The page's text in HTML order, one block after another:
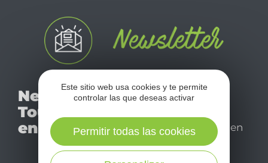
Newsletter
Tourismo
en Aveyron
No se pierda nuestro
mensual newsletter y
disfrutar de su estancia en
Este sitio web usa cookies y te permite
controlar las que deseas activar
Permitir todas las cookies